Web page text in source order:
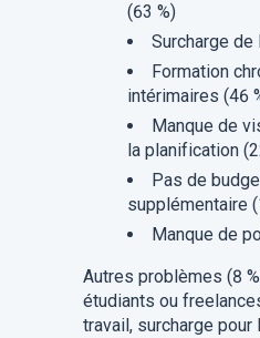
(63 %)
Surcharge de
Formation
intérimaires (46
Manque de
la planification
Pas de
supplémentaire
Manque de
Autres problèmes (8
étudiants ou
travail, surcharge